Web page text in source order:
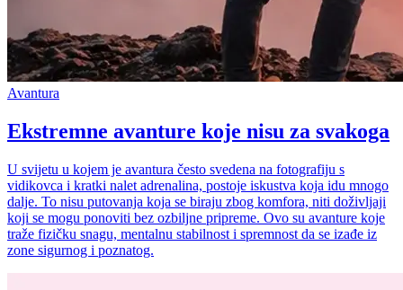
Avantura
Ekstremne avanture koje nisu za svakoga
U svijetu u kojem je avantura često svedena na fotografiju s
vidikovca i kratki nalet adrenalina, postoje iskustva koja idu mnogo
dalje. To nisu putovanja koja se biraju zbog komfora, niti doživljaji
koji se mogu ponoviti bez ozbiljne pripreme. Ovo su avanture koje
traže fizičku snagu, mentalnu stabilnost i spremnost da se izađe iz
zone sigurnog i poznatog.